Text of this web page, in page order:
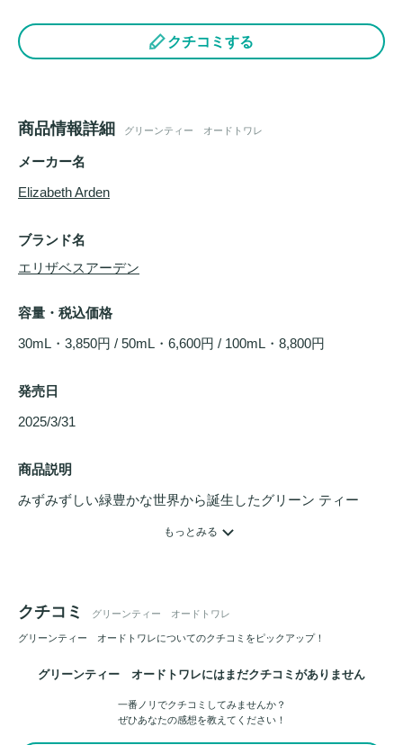
クチコミする
商品情報詳細 グリーンティー オードトワレ
メーカー名
Elizabeth Arden
ブランド名
エリザベスアーデン
容量・税込価格
30mL・3,850円 / 50mL・6,600円 / 100mL・8,800円
発売日
2025/3/31
商品説明
みずみずしい緑豊かな世界から誕生したグリーン ティー
爽やかなシトラスの香り立ちから始まり、フレッシュで刺激
さと少しスパイシーな香りが奥行きを演出。
もっとみる
クチコミ グリーンティー オードトワレ
グリーンティー オードトワレについてのクチコミをピックアップ！
グリーンティー オードトワレにはまだクチコミがありません
一番ノリでクチコミしてみませんか？
ぜひあなたの感想を教えてください！